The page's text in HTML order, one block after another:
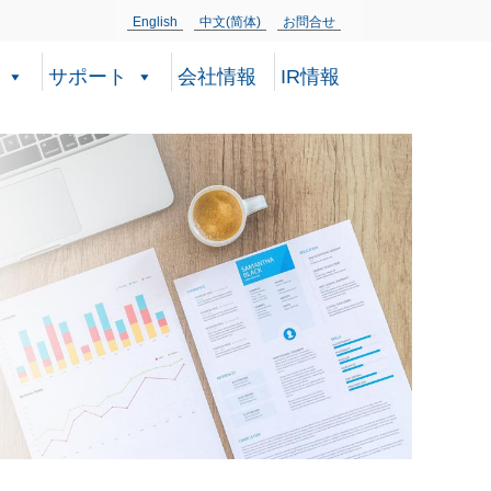
English 中文(简体) お問合せ
サポート 会社情報 IR情報